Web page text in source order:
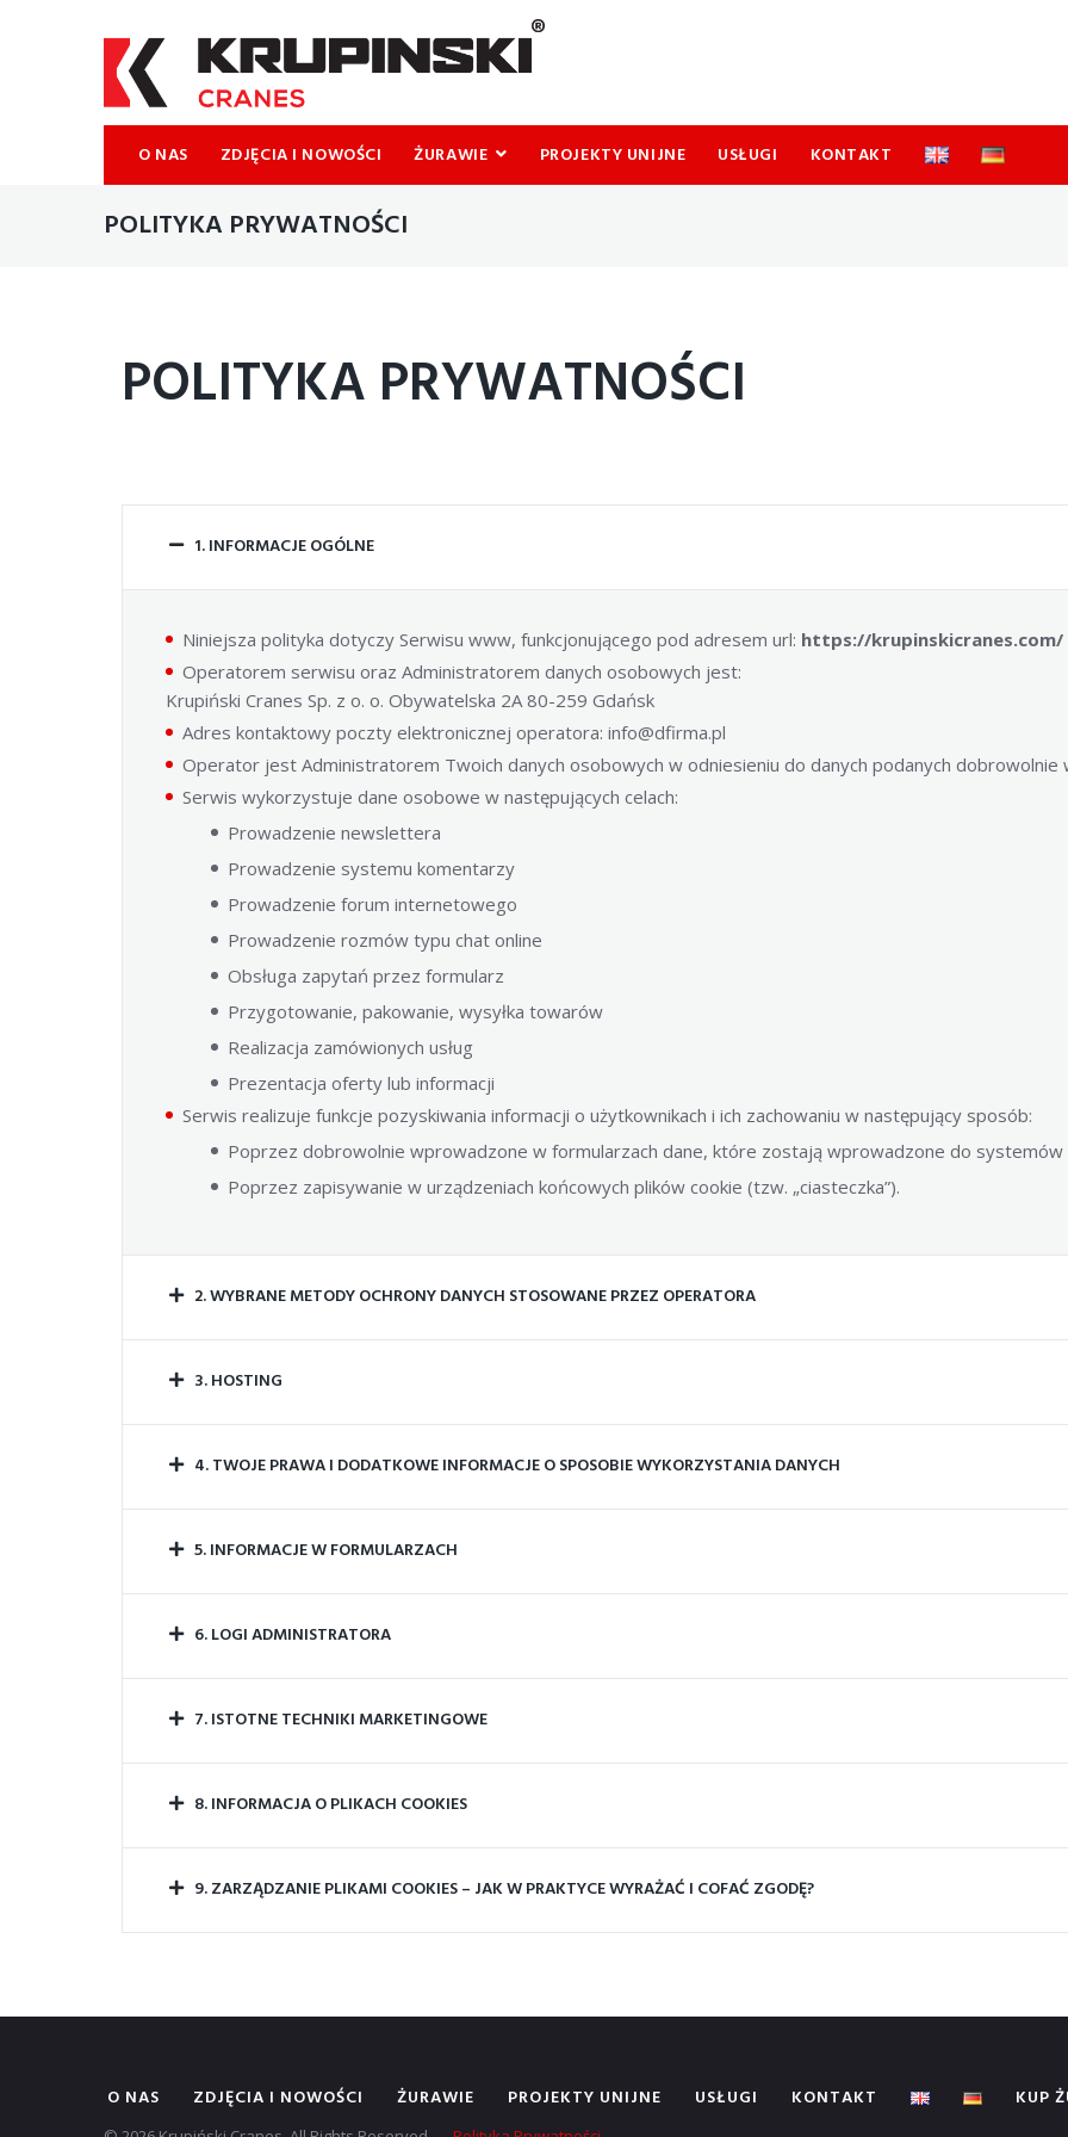
O NAS ZDJĘCIA I NOWOŚCI ŻURAWIE PROJEKTY UNIJNE USŁUGI KONTAKT
POLITYKA PRYWATNOŚCI
POLITYKA PRYWATNOŚCI
1. INFORMACJE OGÓLNE
Niniejsza polityka dotyczy Serwisu www, funkcjonującego pod adresem url: https://krupinskicranes.com/
Operatorem serwisu oraz Administratorem danych osobowych jest:
Krupiński Cranes Sp. z o. o. Obywatelska 2A 80-259 Gdańsk
Adres kontaktowy poczty elektronicznej operatora: info@dfirma.pl
Operator jest Administratorem Twoich danych osobowych w odniesieniu do danych podanych dobrowolnie
Serwis wykorzystuje dane osobowe w następujących celach:
Prowadzenie newslettera
Prowadzenie systemu komentarzy
Prowadzenie forum internetowego
Prowadzenie rozmów typu chat online
Obsługa zapytań przez formularz
Przygotowanie, pakowanie, wysyłka towarów
Realizacja zamówionych usług
Prezentacja oferty lub informacji
Serwis realizuje funkcje pozyskiwania informacji o użytkownikach i ich zachowaniu w następujący sposób:
Poprzez dobrowolnie wprowadzone w formularzach dane, które zostają wprowadzone do systemów
Poprzez zapisywanie w urządzeniach końcowych plików cookie (tzw. „ciasteczka”).
2. WYBRANE METODY OCHRONY DANYCH STOSOWANE PRZEZ OPERATORA
3. HOSTING
4. TWOJE PRAWA I DODATKOWE INFORMACJE O SPOSOBIE WYKORZYSTANIA DANYCH
5. INFORMACJE W FORMULARZACH
6. LOGI ADMINISTRATORA
7. ISTOTNE TECHNIKI MARKETINGOWE
8. INFORMACJA O PLIKACH COOKIES
9. ZARZĄDZANIE PLIKAMI COOKIES – JAK W PRAKTYCE WYRAŻAĆ I COFAĆ ZGODĘ?
O NAS ZDJĘCIA I NOWOŚCI ŻURAWIE PROJEKTY UNIJNE USŁUGI KONTAKT KUP